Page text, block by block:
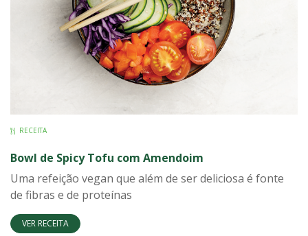
RECEITA
Bowl de Spicy Tofu com Amendoim
Uma refeição vegan que além de ser deliciosa é fonte
de fibras e de proteínas
VER RECEITA